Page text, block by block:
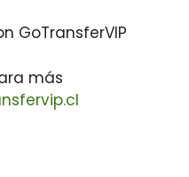
GoTransferVIP
más